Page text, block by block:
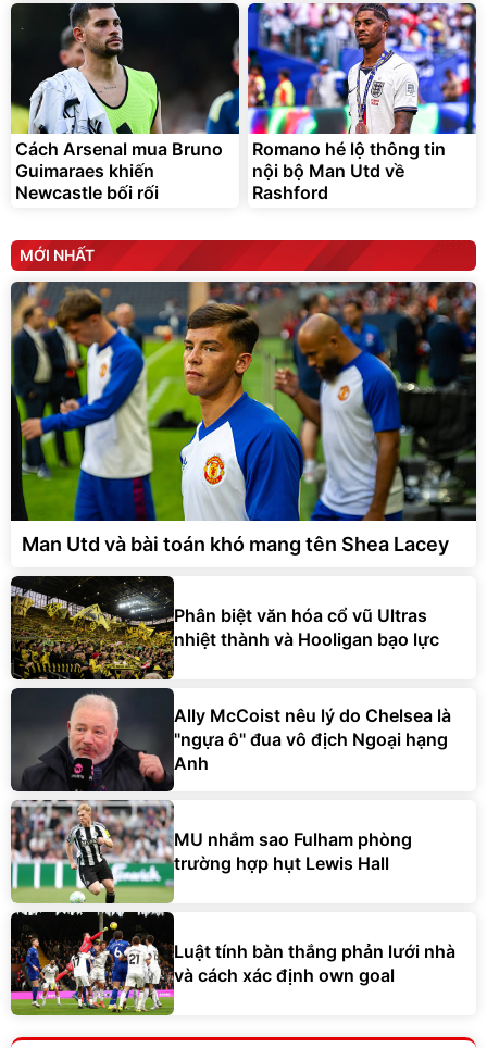
Cách Arsenal mua Bruno
Guimaraes khiến
Newcastle bối rối
Romano hé lộ thông tin
nội bộ Man Utd về
Rashford
MỚI NHẤT
Man Utd và bài toán khó mang tên Shea Lacey
Phân biệt văn hóa cổ vũ Ultras
nhiệt thành và Hooligan bạo lực
Ally McCoist nêu lý do Chelsea là
"ngựa ô" đua vô địch Ngoại hạng
Anh
MU nhắm sao Fulham phòng
trường hợp hụt Lewis Hall
Luật tính bàn thắng phản lưới nhà
và cách xác định own goal